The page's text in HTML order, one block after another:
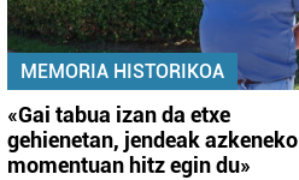
MEMORIA HISTORIKOA
«Gai tabua izan da etxe
gehienetan, jendeak azkeneko
momentuan hitz egin du»